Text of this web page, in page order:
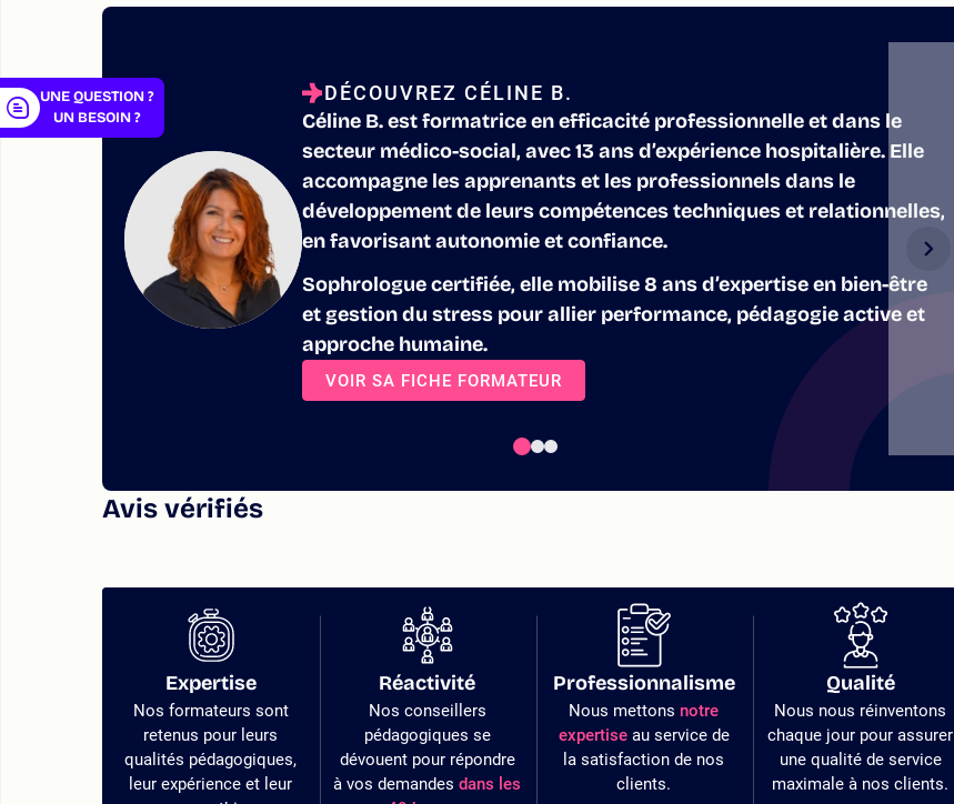
DÉCOUVREZ CÉLINE B.
Céline B. est formatrice en efficacité professionnelle et dans le
secteur médico-social, avec 13 ans d’expérience hospitalière. Elle
accompagne les apprenants et les professionnels dans le
développement de leurs compétences techniques et relationnelles,
en favorisant autonomie et confiance.
Sophrologue certifiée, elle mobilise 8 ans d’expertise en bien-être
et gestion du stress pour allier performance, pédagogie active et
approche humaine.
VOIR SA FICHE FORMATEUR
Avis vérifiés
Expertise
Nos formateurs sont
retenus pour leurs
qualités pédagogiques,
leur expérience et leur
Réactivité
Nos conseillers
pédagogiques se
dévouent pour répondre
à vos demandes dans les
Professionnalisme
Nous mettons notre
expertiseau service de
la satisfaction de nos
clients.
Qualité
Nous nous réinventons
chaque jour pour assurer
une qualité de service
maximale à nos clients.
UNE QUESTION ?
UN BESOIN ?